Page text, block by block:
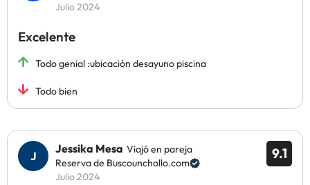
Julio 2024
Excelente
Todo genial :ubicación desayuno piscina
Todo bien
9.1
Jessika Mesa Viajó en pareja
Reserva de Buscounchollo.com
Julio 2024